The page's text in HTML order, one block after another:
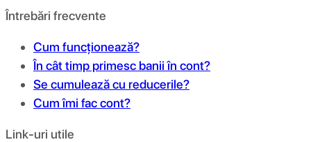
Întrebări frecvente
Cum funcționează?
În cât timp primesc banii în cont?
Se cumulează cu reducerile?
Cum îmi fac cont?
Link-uri utile